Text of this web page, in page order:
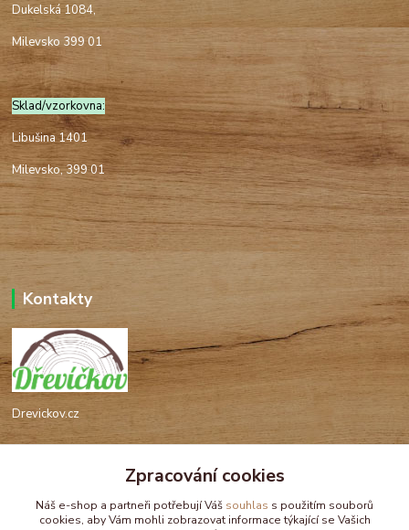
Dukelská 1084,
Milevsko 399 01
Sklad/vzorkovna:
Libušina 1401
Milevsko, 399 01
Kontakty
Drevickov.cz
+420 732 488 676
drevickov@drevickov.cz, info@drevickov.cz
Zpracování cookies
Náš e-shop a partneři potřebují Váš souhlas s použitím souborů
cookies, aby Vám mohli zobrazovat informace týkající se Vašich